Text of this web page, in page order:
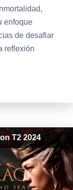
enfoque
de desafiar
reflexión
T2 2024